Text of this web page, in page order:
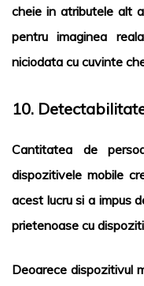
cheie in atributele alt
pentru imaginea
niciodata cu cuvinte
10.
Cantitatea de
dispozitivele mobile
acest lucru si a impus
prietenoase cu
Deoarece dispozitivul